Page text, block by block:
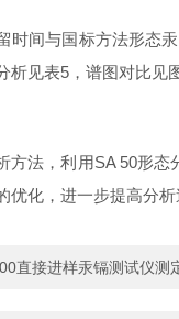
时间与国标方法形
析见表5，谱图对比见
方法，利用SA 50形
优化，进一步提高分
直接进样汞镉测试仪测